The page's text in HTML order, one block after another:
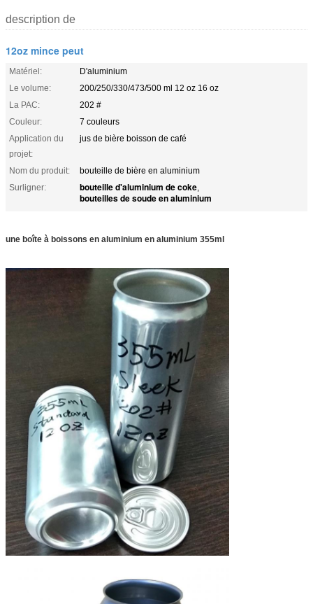
description de
12oz mince peut
Matériel:
D'aluminium
Le volume:
200/250/330/473/500 ml 12 oz 16 oz
La PAC:
202 #
Couleur:
7 couleurs
Application du
projet:
jus de bière boisson de café
Nom du produit:
bouteille de bière en aluminium
Surligner:
bouteille d'aluminium de coke,
bouteilles de soude en aluminium
une boîte à boissons en aluminium en aluminium 355ml